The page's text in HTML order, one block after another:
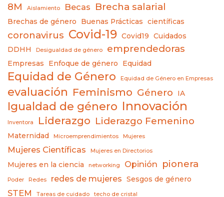
8M Aislamiento Becas Brecha salarial
Brechas de género Buenas Prácticas científicas
coronavirus Covid-19 Covid19
Cuidados
DDHH
Desigualdad de género emprendedoras
Empresas Enfoque de género Equidad
Equidad de Género Equidad de Género en Empresas
evaluación Feminismo Género IA
Igualdad de género Innovación
Inventora Liderazgo Liderazgo Femenino
Maternidad Microemprendimientos Mujeres
Mujeres Científicas Mujeres en Directorios
Mujeres en la ciencia networking Opinión pionera
Poder Redes redes de mujeres Sesgos de género
STEM Tareas de cuidado techo de cristal